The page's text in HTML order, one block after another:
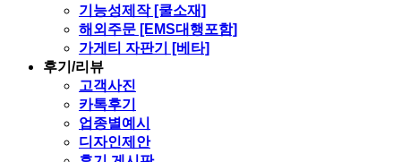
기능성제작 [쿨소재]
해외주문 [EMS대행포함]
가게티 자판기 [베타]
후기/리뷰
고객사진
카톡후기
업종별예시
디자인제안